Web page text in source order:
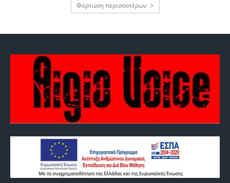
Φόρτωση περισσοτέρων